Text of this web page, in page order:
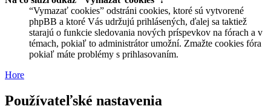
“Vymazať cookies” odstráni cookies, ktoré sú vytvorené
phpBB a ktoré Vás udržujú prihlásených, ďalej sa taktiež
starajú o funkcie sledovania nových príspevkov na fórach a v
témach, pokiaľ to administrátor umožní. Zmažte cookies fóra
pokiaľ máte problémy s prihlasovaním.
Hore
Používateľské nastavenia